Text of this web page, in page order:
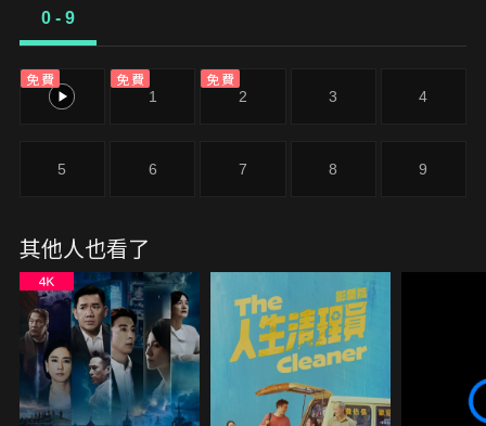
人才濟濟、科別齊全，堪稱亞洲當時最強的醫療機
人受親友牽連，唯一的共通點，是要在這嚴苛的環境
生存下去。他們的身軀及命運被囚禁在黑潮環繞的孤
主演，線上看由Hami Video、中華電信MOD獨家首
0 - 9
免費
0
免費
1
免費
2 3 4
5 6 7 8 9
其他人也看了